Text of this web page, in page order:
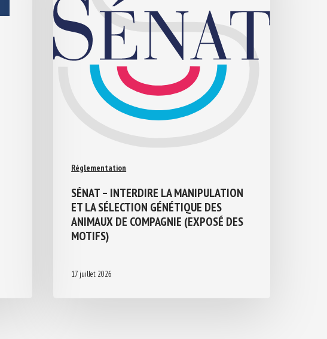
Réglementation
SÉNAT – INTERDIRE LA MANIPULATION
ET LA SÉLECTION GÉNÉTIQUE DES
ANIMAUX DE COMPAGNIE (EXPOSÉ DES
MOTIFS)
17 juillet 2026